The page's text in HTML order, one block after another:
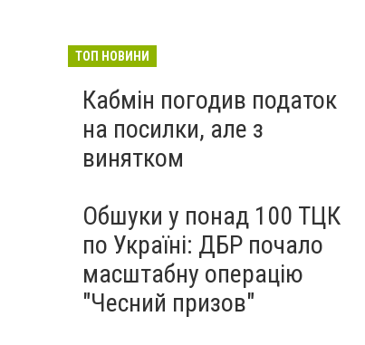
ТОП НОВИНИ
Кабмін погодив податок
на посилки, але з
винятком
Обшуки у понад 100 ТЦК
по Україні: ДБР почало
масштабну операцію
"Чесний призов"